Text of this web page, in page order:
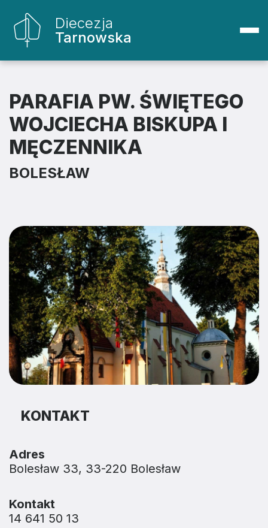
Diecezja
Tarnowska
PARAFIA PW. ŚWIĘTEGO
WOJCIECHA BISKUPA I
MĘCZENNIKA
BOLESŁAW
KONTAKT
Adres
Bolesław 33, 33-220 Bolesław
Kontakt
14 641 50 13